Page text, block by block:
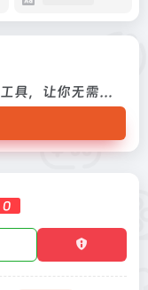
一款高效且易用的国产AI绘画工具，让你无需专业技能，轻松生成大量高质量图片
0